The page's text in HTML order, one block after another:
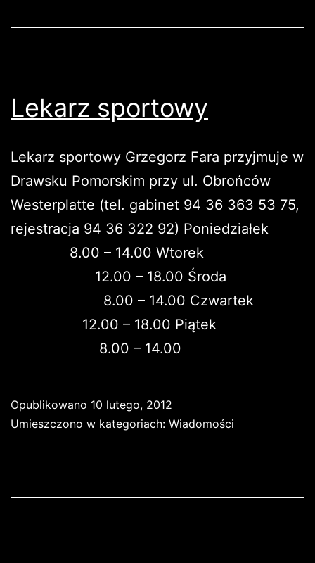
Lekarz sportowy
Lekarz sportowy Grzegorz Fara przyjmuje w
Drawsku Pomorskim przy ul. Obrońców
Westerplatte (tel. gabinet 94 36 363 53 75,
rejestracja 94 36 322 92) Poniedziałek
8.00 – 14.00 Wtorek
12.00 – 18.00 Środa
8.00 – 14.00 Czwartek
12.00 – 18.00 Piątek
8.00 – 14.00
Opublikowano 10 lutego, 2012
Umieszczono w kategoriach: Wiadomości